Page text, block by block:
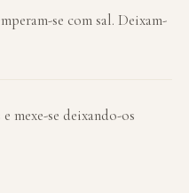
se com sal. Deixam-
mexe-se deixando-os